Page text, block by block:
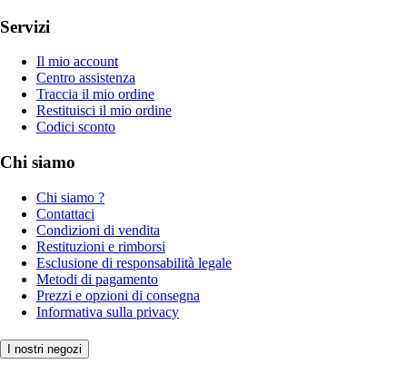
Servizi
Il mio account
Centro assistenza
Traccia il mio ordine
Restituisci il mio ordine
Codici sconto
Chi siamo
Chi siamo ?
Contattaci
Condizioni di vendita
Restituzioni e rimborsi
Esclusione di responsabilità legale
Metodi di pagamento
Prezzi e opzioni di consegna
Informativa sulla privacy
I nostri negozi